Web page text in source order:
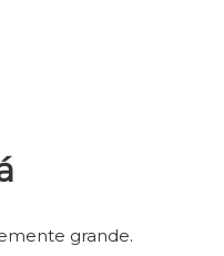
grande.